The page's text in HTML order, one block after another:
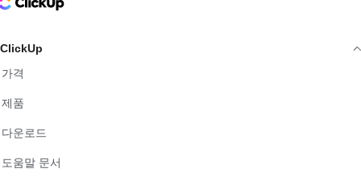
ClickUp
가격
제품
다운로드
도움말 문서